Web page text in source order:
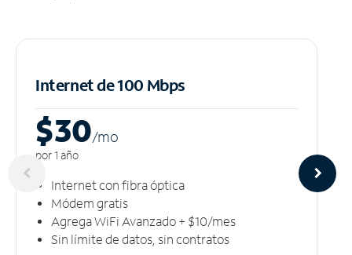
Internet de 100 Mbps
$30/mo
por 1 año
Internet con fibra óptica
Módem gratis
Agrega WiFi Avanzado + $10/mes
Sin límite de datos, sin contratos